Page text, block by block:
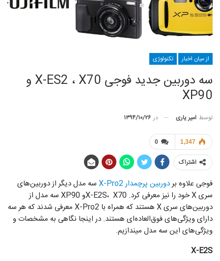
از میان اخبار تکنولوژی
سه دوربین جدید فوجی X-ES2 ، X70 و
XP90
توسط امیر یاری در ۱۳۹۴/۱۰/۲۶
0 1,347
اشتراک
فوجی علاوه بردوربین پرچمدار X-Pro2
سه مدل دیگر از دوربین‌های
سری X خود را نیز معرفی کرد. X-E2S، X70و XP90 سه مدل از
دوربین‌های سری X هستند که همراه با X-Pro2 معرفی شدند که هر سه
دارای ویژگی‌های فوق‌العاده‌ای هستند. در اینجا نگاهی به مشخصات و
ویژگی‌های این سه مدل میندازیم.
X-E2S